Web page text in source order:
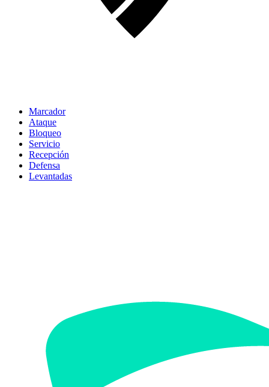
Marcador
Ataque
Bloqueo
Servicio
Recepción
Defensa
Levantadas